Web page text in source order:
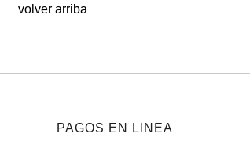
volver arriba
PAGOS EN LINEA